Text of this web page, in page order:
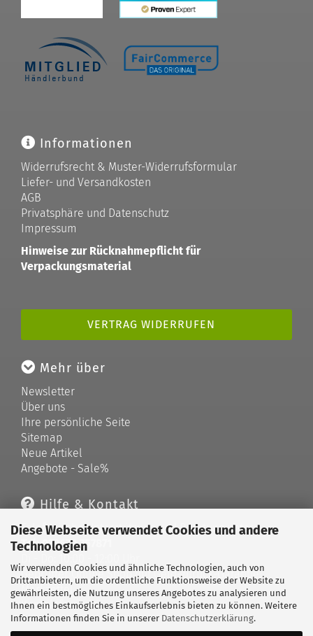
Diese Webseite verwendet Cookies und andere
Technologien
Wir verwenden Cookies und ähnliche Technologien, auch von
Drittanbietern, um die ordentliche Funktionsweise der Website zu
gewährleisten, die Nutzung unseres Angebotes zu analysieren und
Ihnen ein bestmögliches Einkaufserlebnis bieten zu können. Weitere
Informationen finden Sie in unserer Datenschutzerklärung.
Informationen
Widerrufsrecht & Muster-Widerrufsformular
Liefer- und Versandkosten
AGB
Privatsphäre und Datenschutz
Impressum
Hinweise zur Rücknahmepflicht für
Verpackungsmaterial
VERTRAG WIDERRUFEN
Mehr über
Newsletter
Über uns
Ihre persönliche Seite
Sitemap
Neue Artikel
Angebote - Sale%
Hilfe & Kontakt
Telefonische Unterstützung und Beratung unter:
Tel: 033679 757871
Geprüfter Online Shop mit Geld-zurück-Garantie.
Merkzettel
Kontaktformular